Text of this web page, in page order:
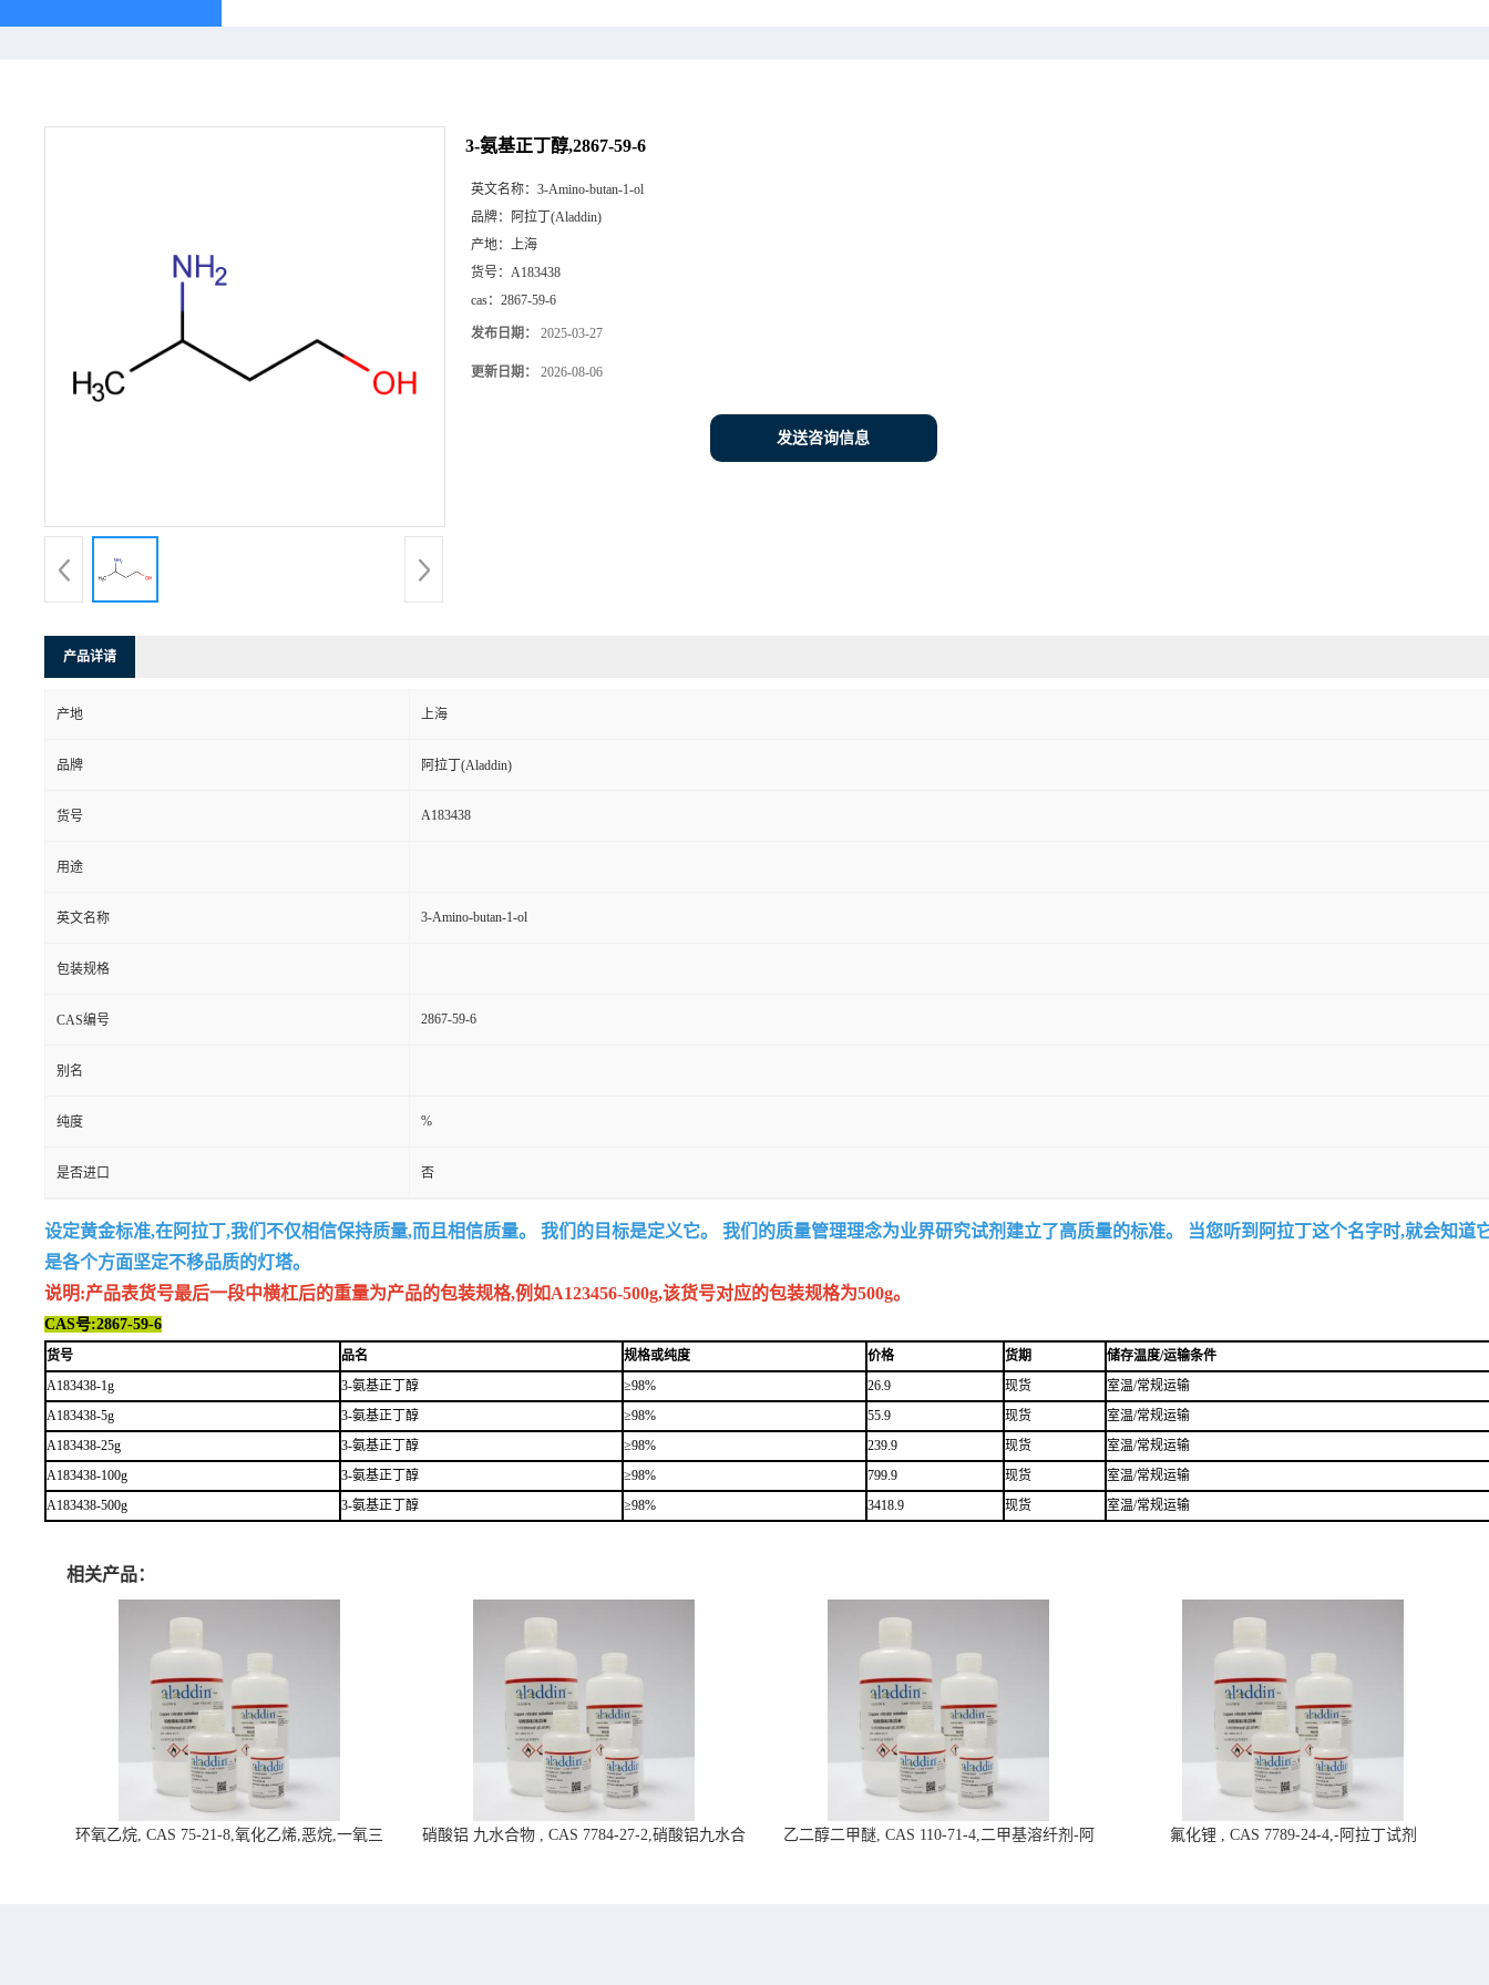
3-氨基正丁醇,2867-59-6
英文名称： 3-Amino-butan-1-ol
品牌： 阿拉丁(Aladdin)
产地： 上海
货号： A183438
cas： 2867-59-6
发布日期： 2025-03-27
更新日期： 2026-08-06
发送咨询信息
产品详请
产地 上海
品牌 阿拉丁(Aladdin)
货号 A183438
用途
英文名称 3-Amino-butan-1-ol
包装规格
CAS编号 2867-59-6
别名
纯度 %
是否进口 否
设定黄金标准,在阿拉丁,我们不仅相信保持质量,而且相信质量。 我们的目标是定义它。 我们的质量管理理念为业界研究试剂建立了高质量的标准。 当您听到阿拉丁这个名字时,就会知道
是各个方面坚定不移品质的灯塔。
说明:产品表货号最后一段中横杠后的重量为产品的包装规格,例如A123456-500g,该货号对应的包装规格为500g。
CAS号:2867-59-6
货号 品名 规格或纯度 价格 货期
储存温度/运输条件
A183438-1g
3-氨基正丁醇 ≥98% 26.9 现货
室温/常规运输
A183438-5g
3-氨基正丁醇 ≥98% 55.9 现货
室温/常规运输
A183438-25g
3-氨基正丁醇 ≥98% 239.9 现货
室温/常规运输
A183438-100g
3-氨基正丁醇 ≥98% 799.9 现货
室温/常规运输
A183438-500g
3-氨基正丁醇 ≥98% 3418.9 现货 室温/常规运输
相关产品：
环氧乙烷, CAS 75-21-8,氧化乙烯,恶烷,一氧三
硝酸铝 九水合物 , CAS 7784-27-2,硝酸铝九水合
乙二醇二甲醚, CAS 110-71-4,二甲基溶纤剂-阿
氟化锂 , CAS 7789-24-4,-阿拉丁试剂